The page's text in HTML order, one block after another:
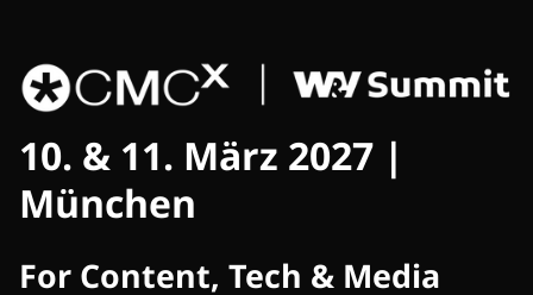
CMCX
10. & 11. März 2027 |
München
For Content, Tech & Media